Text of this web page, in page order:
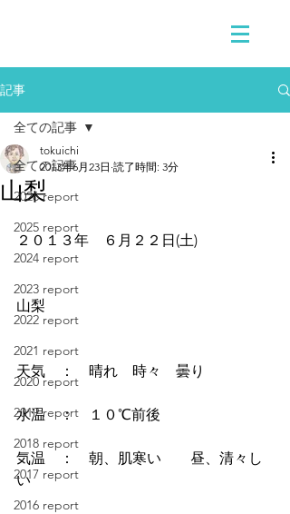
記事
全ての記事
2026 report
2025 report
2024 report
2023 report
2022 report
2021 report
2020 report
2019 report
2018 report
2017 report
2016 report
全ての記事
山梨
tokuichi
2013年6月23日 読了時間: 3分
２０１３年　６月２２日(土)
山梨
天気　：　晴れ　時々　曇り
水温　：　１０℃前後
気温　：　朝、肌寒い　　昼、清々し
い